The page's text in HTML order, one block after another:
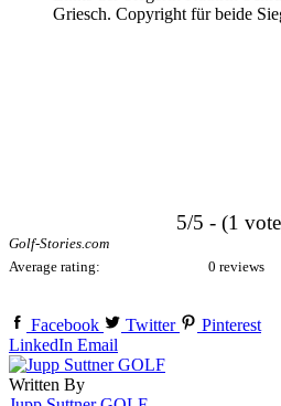
Griesch. Copyright für beide
5/5 - (1
Golf-Stories.com
Average rating:
0 reviews
Facebook Twitter
Pinterest
LinkedIn Email
Written By